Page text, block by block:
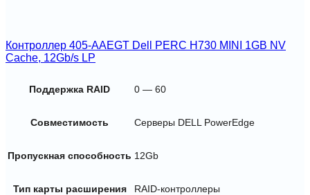
Контроллер 405-AAEGT Dell PERC H730 MINI 1GB NV
Cache, 12Gb/s LP
Поддержка RAID 0 — 60
Совместимость Серверы DELL PowerEdge
Пропускная способность 12Gb
Тип карты расширения RAID-контроллеры